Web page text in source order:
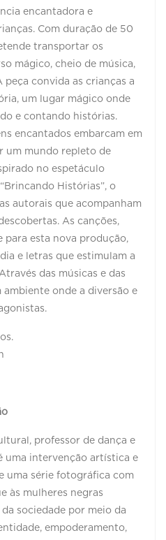
encantadora e
Com duração de 50
transportar os
mágico, cheio de música,
peça convida as crianças a
um lugar mágico onde
e contando histórias.
encantados embarcam em
um mundo repleto de
no espetáculo
Histórias”, o
autorais que acompanham
As canções,
para esta nova produção,
e letras que estimulam a
das músicas e das
onde a diversão e
professor de dança e
uma intervenção artística e
uma série fotográfica com
às mulheres negras
sociedade por meio da
empoderamento,